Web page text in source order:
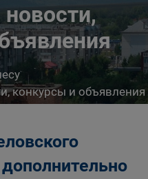
конкурсы и объявления
дополнительно